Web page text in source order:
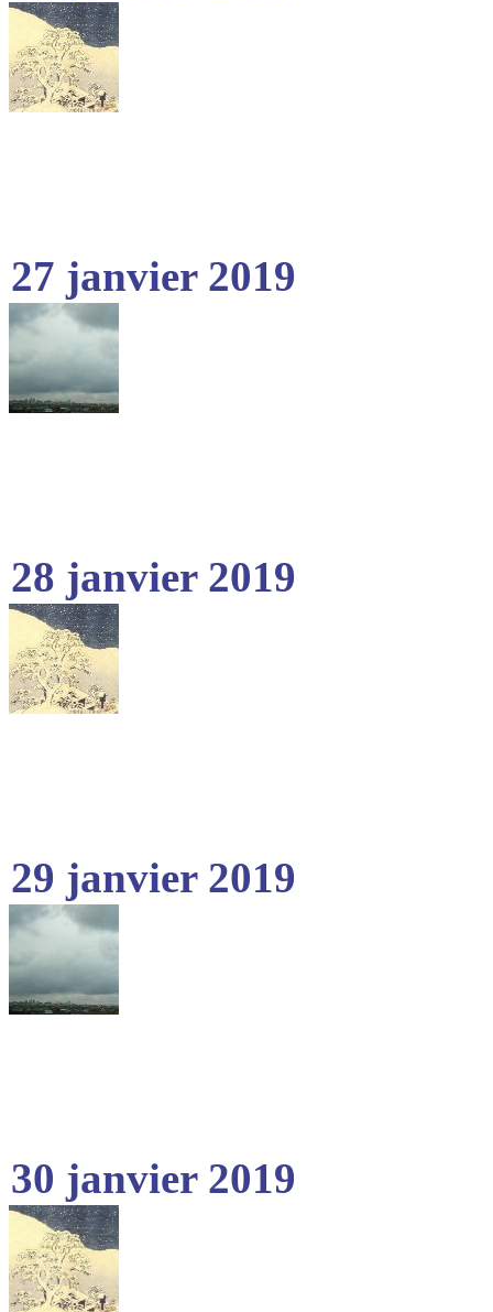
27 janvier 2019
28 janvier 2019
29 janvier 2019
30 janvier 2019